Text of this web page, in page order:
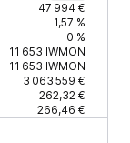
47 994 €
1,57 %
0 %
11 653 IWMON
11 653 IWMON
3 063 559 €
262,32 €
266,46 €